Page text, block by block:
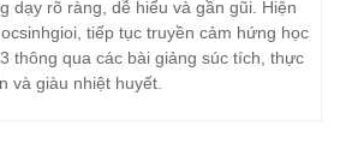
dạy rõ ràng, dễ hiểu và gần gũi. Hiện
tiếp tục truyền cảm hứng học
thông qua các bài giảng súc tích, thực
và giàu nhiệt huyết.